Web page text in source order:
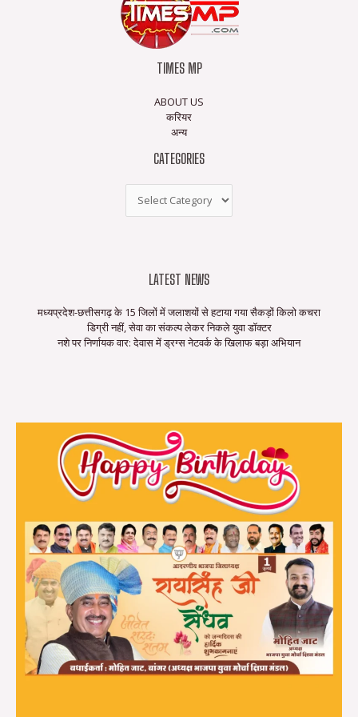
TIMES MP
ABOUT US
करियर
अन्य
CATEGORIES
LATEST NEWS
मध्यप्रदेश-छत्तीसगढ़ के 15 जिलों में जलाशयों से हटाया गया सैकड़ों किलो कचरा
डिग्री नहीं, सेवा का संकल्प लेकर निकले युवा डॉक्टर
नशे पर निर्णायक वार: देवास में ड्रग्स नेटवर्क के खिलाफ बड़ा अभियान